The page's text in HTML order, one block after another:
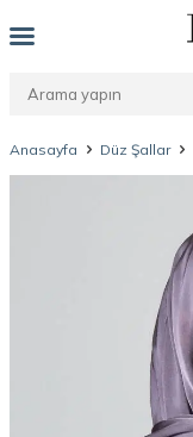
Anasayfa Düz Şallar